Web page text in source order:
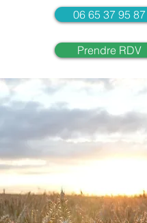
06 65 37 95 87
Prendre RDV